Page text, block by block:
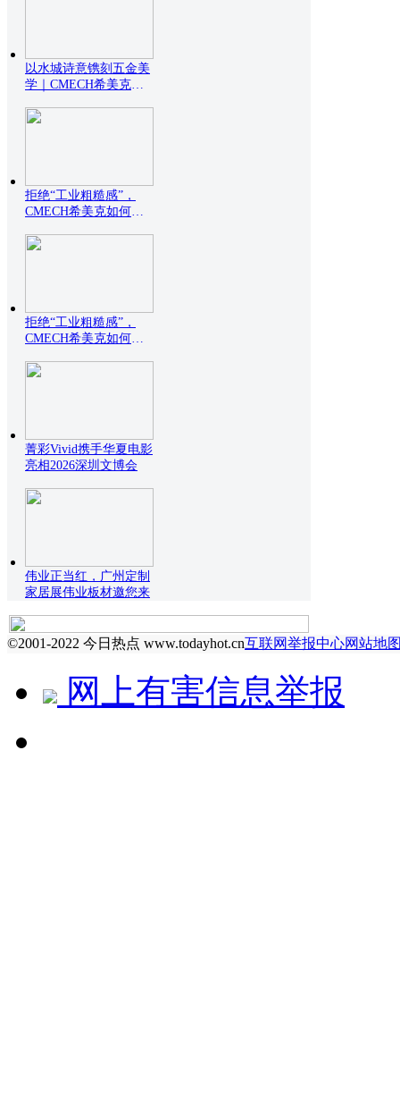
以水城诗意镌刻五金美
学｜CMECH希美克威
拒绝“工业粗糙感”，
CMECH希美克如何用
拒绝“工业粗糙感”，
CMECH希美克如何用
菁彩Vivid携手华夏电影
亮相2026深圳文博会
伟业正当红，广州定制
家居展伟业板材邀您来
©2001-2022 今日热点 www.todayhot.cn互联网举报中心网站地
网上有害信息举报